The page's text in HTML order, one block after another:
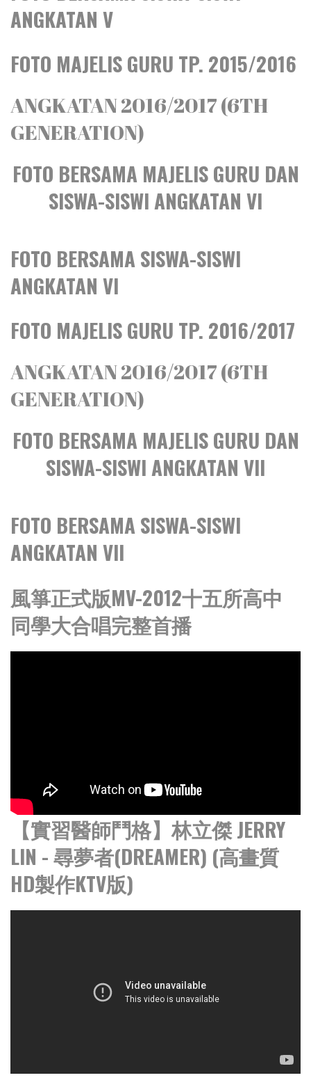
ANGKATAN V
FOTO MAJELIS GURU TP. 2015/2016
ANGKATAN 2016/2017 (6TH
GENERATION)
FOTO BERSAMA MAJELIS GURU DAN
SISWA-SISWI ANGKATAN VI
FOTO BERSAMA SISWA-SISWI
ANGKATAN VI
FOTO MAJELIS GURU TP. 2016/2017
ANGKATAN 2016/2017 (6TH
GENERATION)
FOTO BERSAMA MAJELIS GURU DAN
SISWA-SISWI ANGKATAN VII
FOTO BERSAMA SISWA-SISWI
ANGKATAN VII
風箏正式版MV-2012十五所高中
同學大合唱完整首播
【實習醫師鬥格】林立傑 JERRY
LIN - 尋夢者(DREAMER) (高畫質
HD製作KTV版)